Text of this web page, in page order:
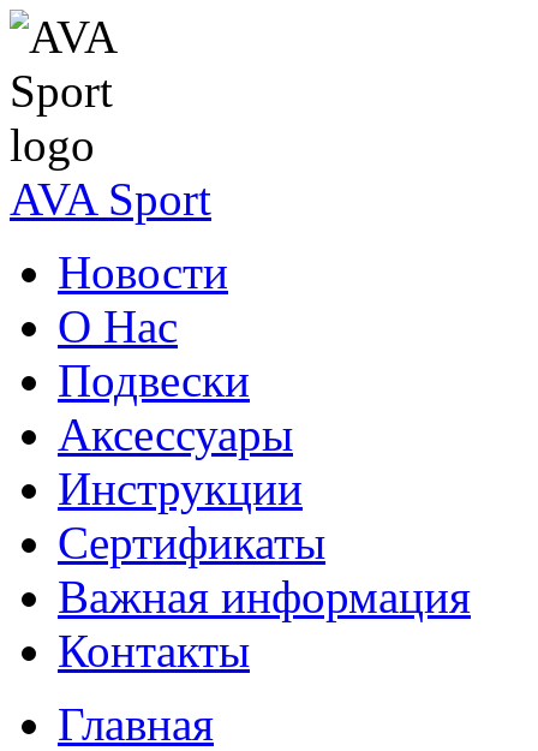
AVA Sport
Новости
О Нас
Подвески
Аксессуары
Инструкции
Сертификаты
Важная информация
Контакты
Главная